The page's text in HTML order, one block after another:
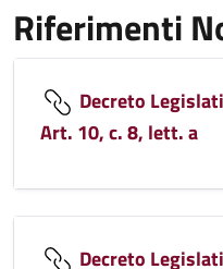
Riferimenti
Decreto
Art. 10, c. 8, lett. a
Decreto